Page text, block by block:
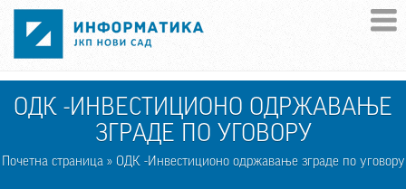
Skip to main content
ОДК -ИНВЕСТИЦИОНО ОДРЖАВАЊЕ
ЗГРАДЕ ПО УГОВОРУ
Почетна страница» ОДК -Инвестиционо одржавање зграде по уговору